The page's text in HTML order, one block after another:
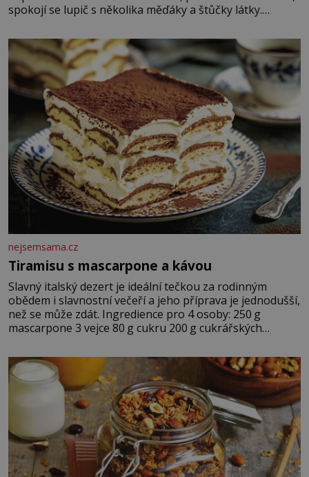
spokojí se lupič s několika měďáky a štůčky látky.
krutý. Jeho činy budí hrůzu ještě dlouho po jeho smrti
nejsemsama.cz
Tiramisu s mascarpone a kávou
Slavný italský dezert je ideální tečkou za rodinným
obědem i slavnostní večeří a jeho příprava je jednodušší,
než se může zdát. Ingredience pro 4 osoby: 250 g
mascarpone 3 vejce 80 g cukru 200 g cukrářských
posypání Postup: Oddělte žloutky od bílků. Žloutky
vyšlehejte s cukrem do světlé pěny a postupně do nich
vmíchejte mascarpone, aby vznikl hladký